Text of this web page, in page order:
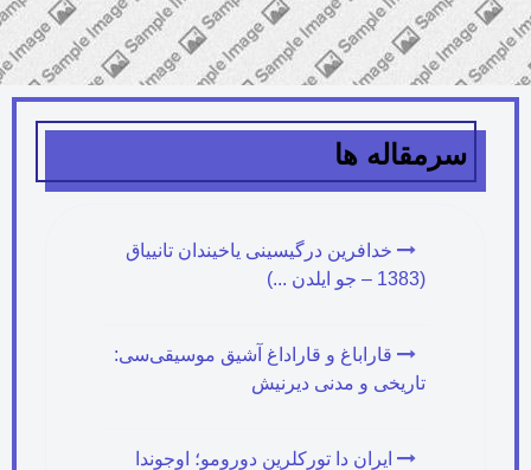
سرمقاله ها
خدافرین درگیسینی یاخیندان تانییاق
(1383 – جو ایلدن ...)
قاراباغ و قاراداغ آشیق موسیقی‌سی:
تاریخی و مدنی دیرنیش
ایران دا تورکلرین دورومو؛ اوجوندا